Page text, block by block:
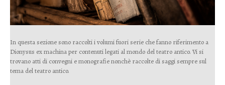
In questa sezione sono raccolti i volumi fuori serie che fanno riferimento a
Dionysus ex machina per contenuti legati al mondo del teatro antico. Vi si
trovano atti di convegni e monografie nonchè raccolte di saggi sempre sul
tema del teatro antico.